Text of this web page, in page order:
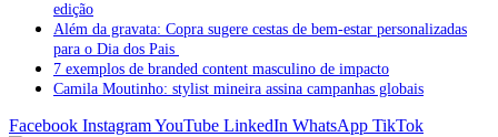
edição
Além da gravata: Copra sugere cestas de bem-estar personalizadas
para o Dia dos Pais
7 exemplos de branded content masculino de impacto
Camila Moutinho: stylist mineira assina campanhas globais
Facebook InstagramYouTube LinkedIn WhatsApp TikTok